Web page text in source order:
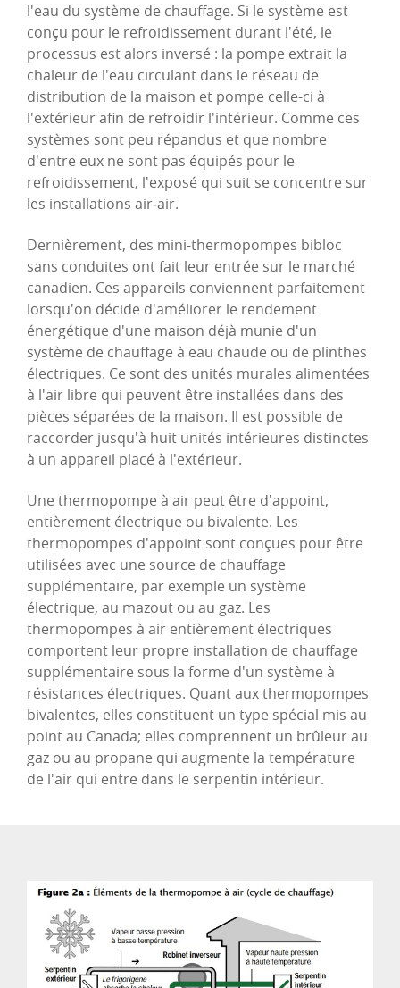
l'eau du système de chauffage. Si le système est
conçu pour le refroidissement durant l'été, le
processus est alors inversé : la pompe extrait la
chaleur de l'eau circulant dans le réseau de
distribution de la maison et pompe celle-ci à
l'extérieur afin de refroidir l'intérieur. Comme ces
systèmes sont peu répandus et que nombre
d'entre eux ne sont pas équipés pour le
refroidissement, l'exposé qui suit se concentre sur
les installations air‑air.
Dernièrement, des mini-thermopompes bibloc
sans conduites ont fait leur entrée sur le marché
canadien. Ces appareils conviennent parfaitement
lorsqu'on décide d'améliorer le rendement
énergétique d'une maison déjà munie d'un
système de chauffage à eau chaude ou de plinthes
électriques. Ce sont des unités murales alimentées
à l'air libre qui peuvent être installées dans des
pièces séparées de la maison. Il est possible de
raccorder jusqu'à huit unités intérieures distinctes
à un appareil placé à l'extérieur.
Une thermopompe à air peut être d'appoint,
entièrement électrique ou bivalente. Les
thermopompes d'appoint sont conçues pour être
utilisées avec une source de chauffage
supplémentaire, par exemple un système
électrique, au mazout ou au gaz. Les
thermopompes à air entièrement électriques
comportent leur propre installation de chauffage
supplémentaire sous la forme d'un système à
résistances électriques. Quant aux thermopompes
bivalentes, elles constituent un type spécial mis au
point au Canada; elles comprennent un brûleur au
gaz ou au propane qui augmente la température
de l'air qui entre dans le serpentin intérieur.